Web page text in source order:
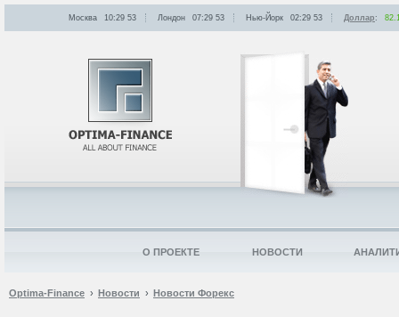
Optima-Finance Новости Новости Форекс
Москва 10:29 53 Лондон 07:29 53 Нью-Йорк 02:29 53 Доллар:
О ПРОЕКТЕ НОВОСТИ